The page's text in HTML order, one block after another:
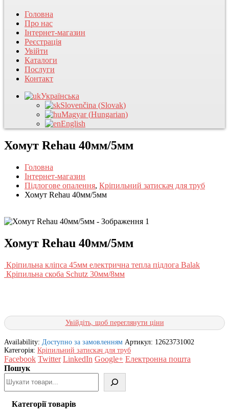
Головна
Про нас
Інтернет-магазин
Реєстрація
Увійти
Каталоги
Послуги
Контакт
Українська
Slovenčina (Slovak)
Magyar (Hungarian)
English
Хомут Rehau 40мм/5мм
Головна
Інтернет-магазин
Підлогове опалення, Кріпильний затискач для труб
Хомут Rehau 40мм/5мм
Хомут Rehau 40мм/5мм
Кріпильна кліпса 45мм електрична тепла підлога Balak
Кріпильна скоба Schutz 30мм/8мм
Увійдіть, щоб переглянути ціни
Availability: Доступно за замовленням Артикул: 12623731002
Категорія: Кріпильний затискач для труб
Facebook Twitter LinkedIn Google+ Електронна пошта
Пошук
Категорії товарів